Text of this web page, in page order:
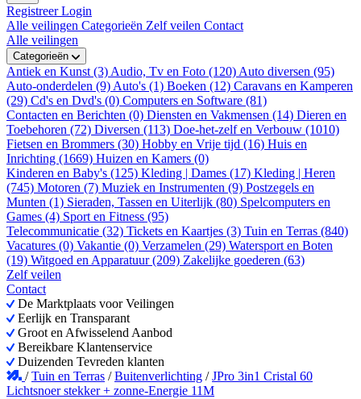
RegistreerLogin
Alle veilingen Categorieën Zelf veilen Contact
Alle veilingen
Categorieën
Antiek en Kunst (3) Audio, Tv en Foto (120) Auto diversen (95)
Auto-onderdelen (9) Auto's (1) Boeken (12) Caravans en Kamperen
(29) Cd's en Dvd's (0) Computers en Software (81)
Contacten en Berichten (0) Diensten en Vakmensen (14) Dieren en
Toebehoren (72) Diversen (113) Doe-het-zelf en Verbouw (1010)
Fietsen en Brommers (30) Hobby en Vrije tijd (16) Huis en
Inrichting (1669) Huizen en Kamers (0)
Kinderen en Baby's (125) Kleding | Dames (17) Kleding | Heren
(745) Motoren (7) Muziek en Instrumenten (9) Postzegels en
Munten (1) Sieraden, Tassen en Uiterlijk (80) Spelcomputers en
Games (4) Sport en Fitness (95)
Telecommunicatie (32) Tickets en Kaartjes (3) Tuin en Terras (840)
Vacatures (0) Vakantie (0) Verzamelen (29) Watersport en Boten
(19) Witgoed en Apparatuur (209) Zakelijke goederen (63)
Zelf veilen
Contact
De Marktplaats voor Veilingen
Eerlijk en Transparant
Groot en Afwisselend Aanbod
Bereikbare Klantenservice
Duizenden Tevreden klanten
/Tuin en Terras /Buitenverlichting /JPro 3in1 Cristal 60
Lichtsnoer stekker + zonne-Energie 11M